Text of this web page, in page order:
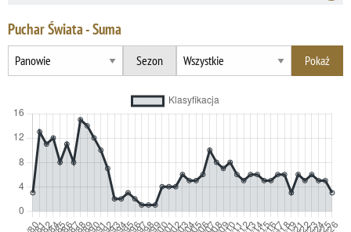
Puchar Świata - Suma
Sezon